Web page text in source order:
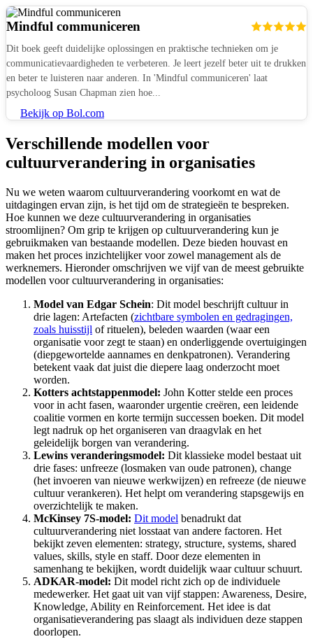
Mindful communiceren
Dit boek geeft duidelijke oplossingen en praktische technieken om je
communicatievaardigheden te verbeteren. Je leert jezelf beter uit te drukken
en beter te luisteren naar anderen. In 'Mindful communiceren' laat
psycholoog Susan Chapman zien hoe...
Bekijk op Bol.com
Verschillende modellen voor
cultuurverandering in organisaties
Nu we weten waarom cultuurverandering voorkomt en wat de
uitdagingen ervan zijn, is het tijd om de strategieën te bespreken.
Hoe kunnen we deze cultuurverandering in organisaties
stroomlijnen? Om grip te krijgen op cultuurverandering kun je
gebruikmaken van bestaande modellen. Deze bieden houvast en
maken het proces inzichtelijker voor zowel management als de
werknemers. Hieronder omschrijven we vijf van de meest gebruikte
modellen voor cultuurverandering in organisaties:
Model van Edgar Schein: Dit model beschrijft cultuur in
drie lagen: Artefacten (zichtbare symbolen en gedragingen,
zoals huisstijl of rituelen), beleden waarden (waar een
organisatie voor zegt te staan) en onderliggende overtuigingen
(diepgewortelde aannames en denkpatronen). Verandering
betekent vaak dat juist die diepere laag onderzocht moet
worden.
Kotters achtstappenmodel: John Kotter stelde een proces
voor in acht fasen, waaronder urgentie creëren, een leidende
coalitie vormen en korte termijn successen boeken. Dit model
legt nadruk op het organiseren van draagvlak en het
geleidelijk borgen van verandering.
Lewins veranderingsmodel: Dit klassieke model bestaat uit
drie fases: unfreeze (losmaken van oude patronen), change
(het invoeren van nieuwe werkwijzen) en refreeze (de nieuwe
cultuur verankeren). Het helpt om verandering stapsgewijs en
overzichtelijk te maken.
McKinsey 7S-model: Dit model benadrukt dat
cultuurverandering niet losstaat van andere factoren. Het
bekijkt zeven elementen: strategy, structure, systems, shared
values, skills, style en staff. Door deze elementen in
samenhang te bekijken, wordt duidelijk waar cultuur schuurt.
ADKAR-model: Dit model richt zich op de individuele
medewerker. Het gaat uit van vijf stappen: Awareness, Desire,
Knowledge, Ability en Reinforcement. Het idee is dat
organisatieverandering pas slaagt als individuen deze stappen
doorlopen.